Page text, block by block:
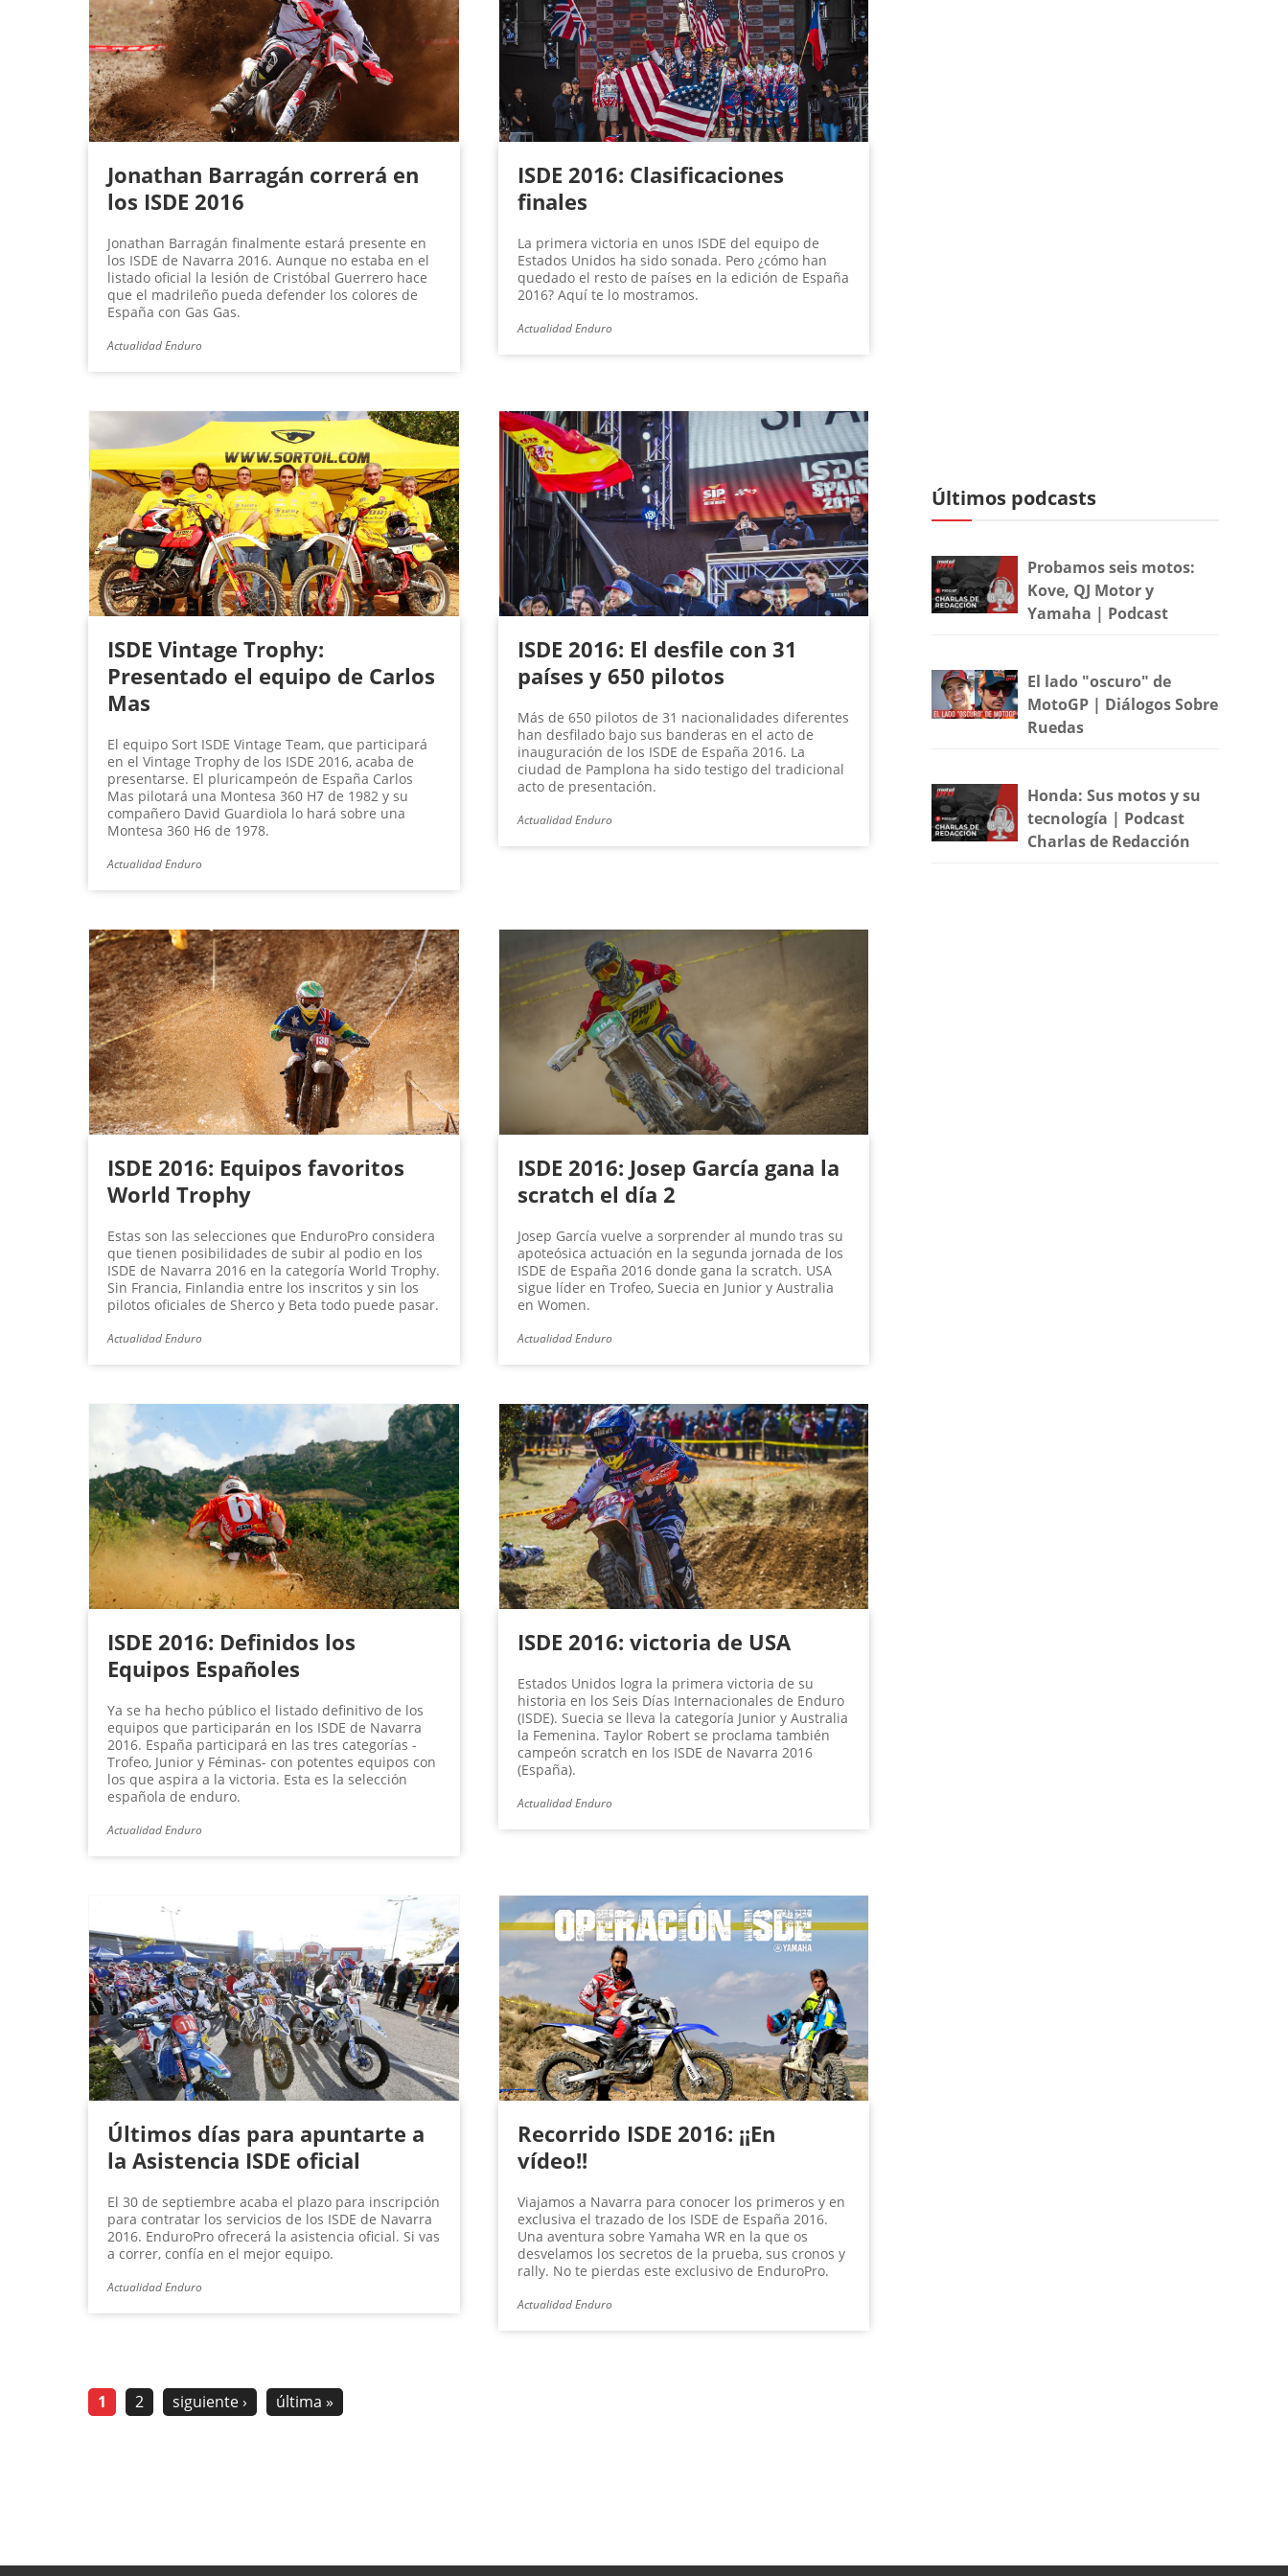
Jonathan Barragán correrá en
los ISDE 2016
Jonathan Barragán finalmente estará presente en
los ISDE de Navarra 2016. Aunque no estaba en el
listado oficial la lesión de Cristóbal Guerrero hace
que el madrileño pueda defender los colores de
España con Gas Gas.
Actualidad Enduro
ISDE 2016: Clasificaciones
finales
La primera victoria en unos ISDE del equipo de
Estados Unidos ha sido sonada. Pero ¿cómo han
quedado el resto de países en la edición de España
2016? Aquí te lo mostramos.
Actualidad Enduro
ISDE Vintage Trophy:
Presentado el equipo de Carlos
Mas
El equipo Sort ISDE Vintage Team, que participará
en el Vintage Trophy de los ISDE 2016, acaba de
presentarse. El pluricampeón de España Carlos
Mas pilotará una Montesa 360 H7 de 1982 y su
compañero David Guardiola lo hará sobre una
Montesa 360 H6 de 1978.
Actualidad Enduro
ISDE 2016: El desfile con 31
países y 650 pilotos
Más de 650 pilotos de 31 nacionalidades diferentes
han desfilado bajo sus banderas en el acto de
inauguración de los ISDE de España 2016. La
ciudad de Pamplona ha sido testigo del tradicional
acto de presentación.
Actualidad Enduro
ISDE 2016: Equipos favoritos
World Trophy
Estas son las selecciones que EnduroPro considera
que tienen posibilidades de subir al podio en los
ISDE de Navarra 2016 en la categoría World Trophy.
Sin Francia, Finlandia entre los inscritos y sin los
pilotos oficiales de Sherco y Beta todo puede pasar.
Actualidad Enduro
ISDE 2016: Josep García gana la
scratch el día 2
Josep García vuelve a sorprender al mundo tras su
apoteósica actuación en la segunda jornada de los
ISDE de España 2016 donde gana la scratch. USA
sigue líder en Trofeo, Suecia en Junior y Australia
en Women.
Actualidad Enduro
ISDE 2016: Definidos los
Equipos Españoles
Ya se ha hecho público el listado definitivo de los
equipos que participarán en los ISDE de Navarra
2016. España participará en las tres categorías -
Trofeo, Junior y Féminas- con potentes equipos con
los que aspira a la victoria. Esta es la selección
española de enduro.
Actualidad Enduro
ISDE 2016: victoria de USA
Estados Unidos logra la primera victoria de su
historia en los Seis Días Internacionales de Enduro
(ISDE). Suecia se lleva la categoría Junior y Australia
la Femenina. Taylor Robert se proclama también
campeón scratch en los ISDE de Navarra 2016
(España).
Actualidad Enduro
Últimos días para apuntarte a
la Asistencia ISDE oficial
El 30 de septiembre acaba el plazo para inscripción
para contratar los servicios de los ISDE de Navarra
2016. EnduroPro ofrecerá la asistencia oficial. Si vas
a correr, confía en el mejor equipo.
Actualidad Enduro
Recorrido ISDE 2016: ¡¡En
vídeo!!
Viajamos a Navarra para conocer los primeros y en
exclusiva el trazado de los ISDE de España 2016.
Una aventura sobre Yamaha WR en la que os
desvelamos los secretos de la prueba, sus cronos y
rally. No te pierdas este exclusivo de EnduroPro.
Actualidad Enduro
1 2 siguiente › última »
Últimos podcasts
Probamos seis motos:
Kove, QJ Motor y
Yamaha | Podcast
El lado "oscuro" de
MotoGP | Diálogos Sobre
Ruedas
Honda: Sus motos y su
tecnología | Podcast
Charlas de Redacción